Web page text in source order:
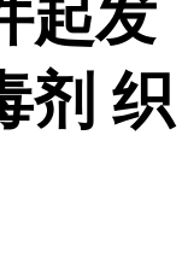
起发
剂 织